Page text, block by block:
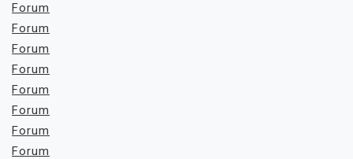
Forum
Forum
Forum
Forum
Forum
Forum
Forum
Forum